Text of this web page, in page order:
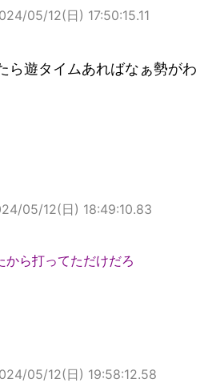
05/12(日) 17:50:15.11
ら遊タイムあればなぁ勢がわ
05/12(日) 18:49:10.83
ら打ってただけだろ
05/12(日) 19:58:12.58